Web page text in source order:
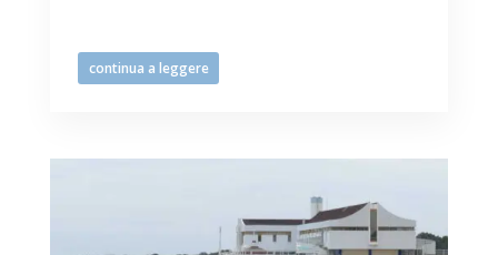
continua a leggere